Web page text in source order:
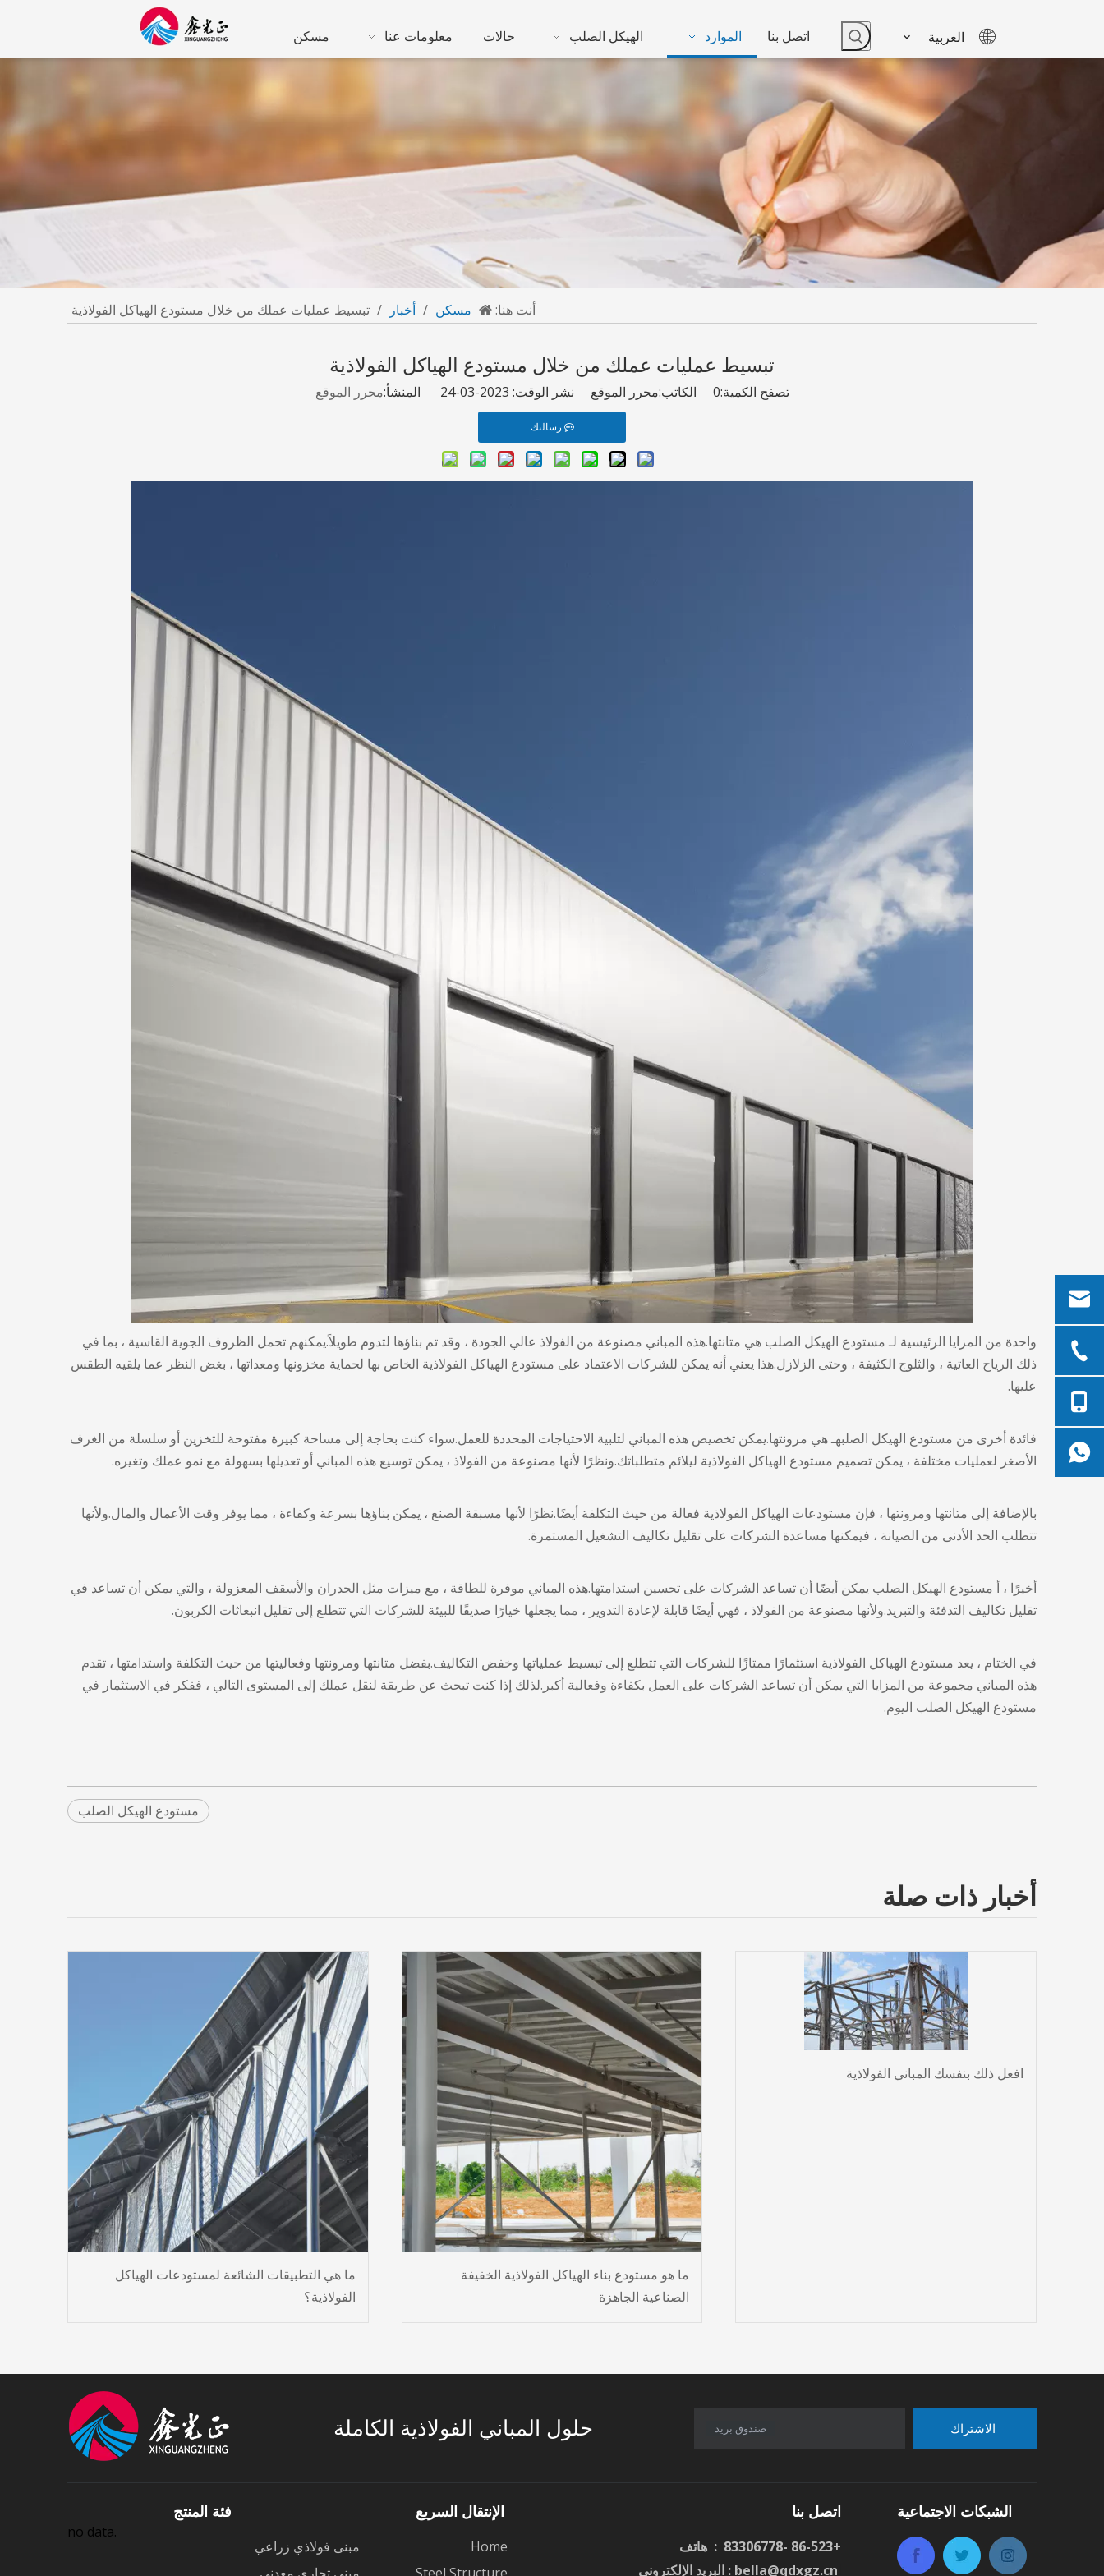
اتصل بنا الموارد الهيكل الصلب حالات معلومات عنا مسكن العربية
أنت هنا: مسكن / أخبار / تبسيط عمليات عملك من خلال مستودع الهياكل الفولاذية
تبسيط عمليات عملك من خلال مستودع الهياكل الفولاذية
تصفح الكمية:0 الكاتب:محرر الموقع نشر الوقت: 2023-03-24 المنشأ: محرر الموقع
رسالتك
واحدة من المزايا الرئيسية لـ مستودع الهيكل الصلب هي متانتها.هذه المباني مصنوعة من الفولاذ عالي الجودة ، وقد تم بناؤها لتدوم طويلاً.يمكنهم تحمل الظروف الجوية القاسية ، بما في
ذلك الرياح العاتية ، والثلوج الكثيفة ، وحتى الزلازل.هذا يعني أنه يمكن للشركات الاعتماد على مستودع الهياكل الفولاذية الخاص بها لحماية مخزونها ومعداتها ، بغض النظر عما يلقيه الطقس
عليها.
فائدة أخرى من مستودع الهيكل الصلبهـ هي مرونتها.يمكن تخصيص هذه المباني لتلبية الاحتياجات المحددة للعمل.سواء كنت بحاجة إلى مساحة كبيرة مفتوحة للتخزين أو سلسلة من الغرف
الأصغر لعمليات مختلفة ، يمكن تصميم مستودع الهياكل الفولاذية ليلائم متطلباتك.ونظرًا لأنها مصنوعة من الفولاذ ، يمكن توسيع هذه المباني أو تعديلها بسهولة مع نمو عملك وتغيره.
بالإضافة إلى متانتها ومرونتها ، فإن مستودعات الهياكل الفولاذية فعالة من حيث التكلفة أيضًا.نظرًا لأنها مسبقة الصنع ، يمكن بناؤها بسرعة وكفاءة ، مما يوفر وقت الأعمال والمال.ولأنها
تتطلب الحد الأدنى من الصيانة ، فيمكنها مساعدة الشركات على تقليل تكاليف التشغيل المستمرة.
أخيرًا ، أ مستودع الهيكل الصلب يمكن أيضًا أن تساعد الشركات على تحسين استدامتها.هذه المباني موفرة للطاقة ، مع ميزات مثل الجدران والأسقف المعزولة ، والتي يمكن أن تساعد في
تقليل تكاليف التدفئة والتبريد.ولأنها مصنوعة من الفولاذ ، فهي أيضًا قابلة لإعادة التدوير ، مما يجعلها خيارًا صديقًا للبيئة للشركات التي تتطلع إلى تقليل انبعاثات الكربون.
في الختام ، يعد مستودع الهياكل الفولاذية استثمارًا ممتازًا للشركات التي تتطلع إلى تبسيط عملياتها وخفض التكاليف.بفضل متانتها ومرونتها وفعاليتها من حيث التكلفة واستدامتها ، تقدم
هذه المباني مجموعة من المزايا التي يمكن أن تساعد الشركات على العمل بكفاءة وفعالية أكبر.لذلك إذا كنت تبحث عن طريقة لنقل عملك إلى المستوى التالي ، ففكر في الاستثمار في
مستودع الهيكل الصلب اليوم.
مستودع الهيكل الصلب
أخبار ذات صلة
افعل ذلك بنفسك المباني الفولاذية
ما هو مستودع بناء الهياكل الفولاذية الخفيفة
الصناعية الجاهزة
ما هي التطبيقات الشائعة لمستودعات الهياكل
الفولاذية؟
حلول المباني الفولاذية الكاملة صندوق بريد
no data.
فئة المنتج
مبنى فولاذي زراعي
الإنتقال السريع
Home
اتصل بنا
+86-523 -83306778 : هاتف
bella@qdxgz.cn : البريد الإلكتروني
الشبكات الاجتماعية